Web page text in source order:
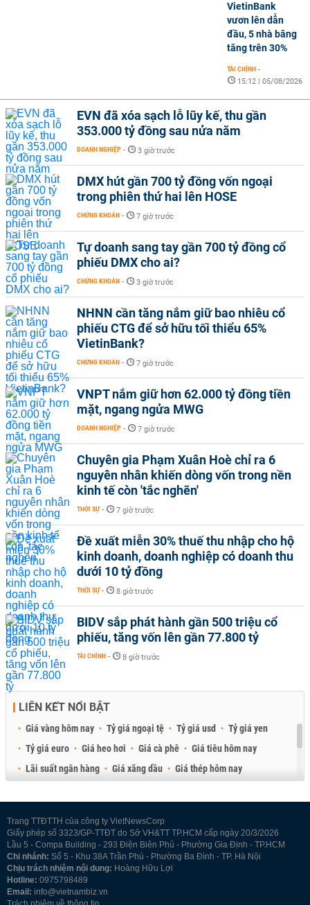
VietinBank
vươn lên dẫn
đầu, 5 nhà băng
tăng trên 30%
TÀI CHÍNH -
15:12 | 05/08/2026
EVN đã xóa sạch lỗ lũy kế, thu gần
353.000 tỷ đồng sau nửa năm
DOANH NGHIỆP - 3 giờ trước
DMX hút gần 700 tỷ đồng vốn ngoại
trong phiên thứ hai lên HOSE
CHỨNG KHOÁN - 7 giờ trước
Tự doanh sang tay gần 700 tỷ đồng cổ
phiếu DMX cho ai?
CHỨNG KHOÁN - 3 giờ trước
NHNN cần tăng nắm giữ bao nhiêu cổ
phiếu CTG để sở hữu tối thiểu 65%
VietinBank?
CHỨNG KHOÁN - 7 giờ trước
VNPT nắm giữ hơn 62.000 tỷ đồng tiền
mặt, ngang ngửa MWG
DOANH NGHIỆP - 7 giờ trước
Chuyên gia Phạm Xuân Hoè chỉ ra 6
nguyên nhân khiến dòng vốn trong nền
kinh tế còn 'tắc nghẽn'
THỜI SỰ - 7 giờ trước
Đề xuất miễn 30% thuế thu nhập cho hộ
kinh doanh, doanh nghiệp có doanh thu
dưới 10 tỷ đồng
THỜI SỰ - 8 giờ trước
BIDV sắp phát hành gần 500 triệu cổ
phiếu, tăng vốn lên gần 77.800 tỷ
TÀI CHÍNH - 8 giờ trước
LIÊN KẾT NỔI BẬT
Giá vàng hôm nay Tỷ giá ngoại tệ Tỷ giá usd
Tỷ giá yen
Tỷ giá euro
Giá heo hơi Giá cà phê
Giá tiêu hôm nay
Lãi suất ngân hàng
Giá xăng dầu
Giá thép hôm nay
Trang TTĐTTH của công ty VietNewsCorp
Giấy phép số 3323/GP-TTĐT do Sở VH&TT TP.HCM cấp ngày 20/3/2026
Lầu 5 - Compa Building - 293 Điện Biên Phủ - Phường Gia Định - TP.HCM
Chi nhánh: Số 5 - Khu 38A Trần Phú - Phường Ba Đình - TP. Hà Nội
Chịu trách nhiệm nội dung: Hoàng Hữu Lợi
Hotline: 0975798489
Email: info@vietnambiz.vn